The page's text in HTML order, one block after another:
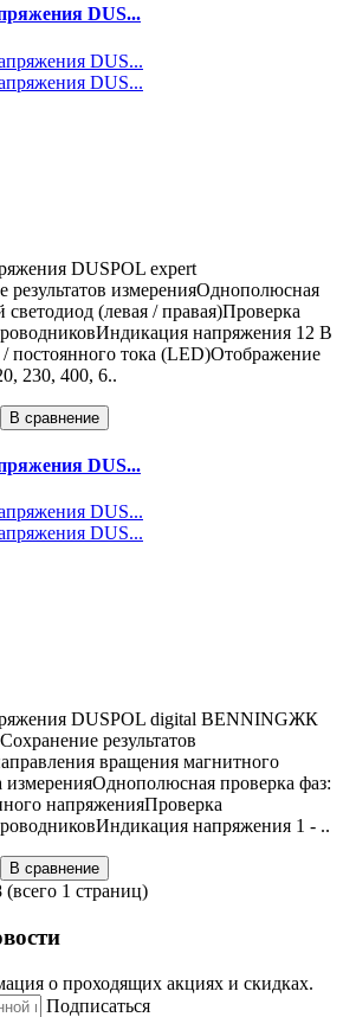
DUS...
DUSPOL expert
измеренияОднополюсная
светодиод (левая / правая)Проверка
напряжения 12 В
постоянного тока (LED)Отображение
230, 400, 6..
В сравнение
DUS...
DUSPOL digital BENNINGЖК
результатов
вращения магнитного
проверка фаз:
напряженияПроверка
напряжения 1 - ..
В сравнение
1 страниц)
о проходящих акциях и скидках.
Подписаться